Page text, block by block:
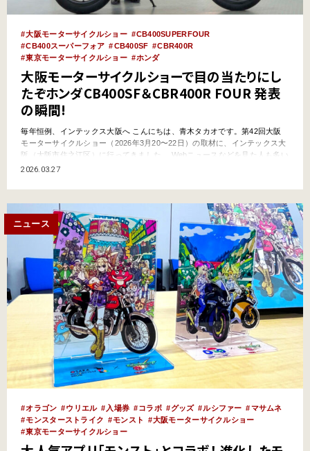
大阪モーターサイクルショー
CB400SUPERFOUR
CB400スーパーフォア
CB400SF
CBR400R
東京モーターサイクルショー
ホンダ
大阪モーターサイクルショーで目の当たりにし
たぞホンダCB400SF＆CBR400R FOUR 発表
の瞬間!
毎年恒例、インテックス大阪へ こんにちは、青木タカオです。第42回大阪
モーターサイクルショー（2026年3月20〜22日）の取材に、インテックス大
阪（大阪市住之江区）に行ってきました。 Webニュースなどを見た人も多い
かと思います。ボクも記事を書きました。かねてから噂されていたホンダ
おりました。 ※正式には『CB4…
2026.03.27
ニュース
オラゴン ウリエル 入場券 コラボ グッズ ルシファー
マサムネ
モンスターストライク
モンスト
大阪モーターサイクルショー
東京モーターサイクルショー